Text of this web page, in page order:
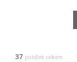
37 položek celkem